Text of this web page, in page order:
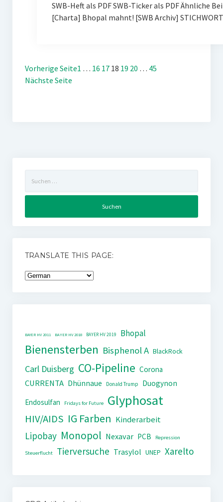
SWB-Heft als PDF SWB-Ticker als PDF Ähnliche
[Charta] Bhopal mahnt! [SWB Archiv] STICHWORT
Vorherige Seite1 … 16 17 18 19 20 … 45
Nächste Seite
nach:
TRANSLATE THIS PAGE:
BAYER HV 2011 BAYER HV 2018 BAYER HV 2019 Bhopal
Bienensterben Bisphenol A BlackRock
Carl Duisberg CO-Pipeline Corona
CURRENTA Dhünnaue Donald Trump
Duogynon
Endosulfan
Fridays for Future Glyphosat
HIV/AIDS IG Farben Kinderarbeit
Lipobay Monopol Nexavar PCB Repression
Steuerflucht Tierversuche Trasylol UNEP Xarelto